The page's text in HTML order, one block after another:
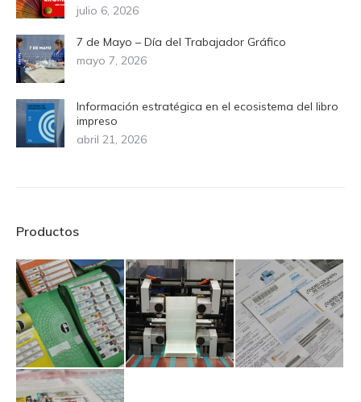
julio 6, 2026
7 de Mayo – Día del Trabajador Gráfico
mayo 7, 2026
Información estratégica en el ecosistema del libro
impreso
abril 21, 2026
Productos